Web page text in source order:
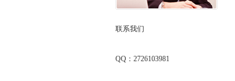
联系我们
QQ：2726103981